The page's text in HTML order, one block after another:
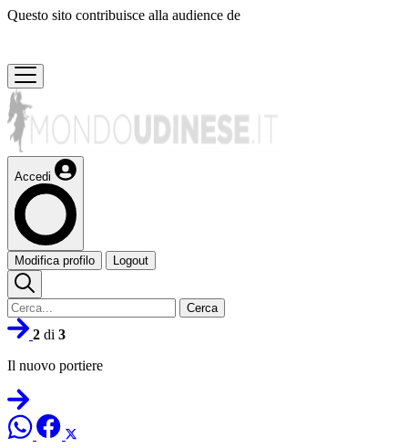
Questo sito contribuisce alla audience de
Accedi
Modifica profilo Logout
Cerca
2 di 3
Il nuovo portiere